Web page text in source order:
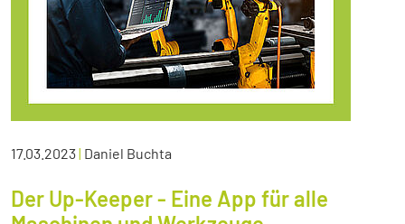
17.03.2023| Daniel Buchta
Der Up-Keeper - Eine App für alle